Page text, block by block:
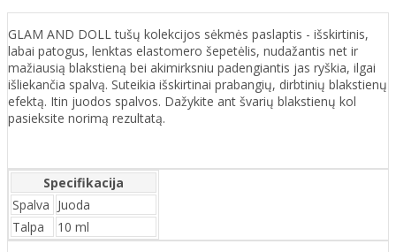
GLAM AND DOLL tušų kolekcijos sėkmės paslaptis - išskirtinis,
labai patogus, lenktas elastomero šepetėlis, nudažantis net ir
mažiausią blakstieną bei akimirksniu padengiantis jas ryškia, ilgai
išliekančia spalvą. Suteikia išskirtinai prabangių, dirbtinių blakstienų
efektą. Itin juodos spalvos. Dažykite ant švarių blakstienų kol
pasieksite norimą rezultatą.
Specifikacija
Spalva Juoda
Talpa
10 ml